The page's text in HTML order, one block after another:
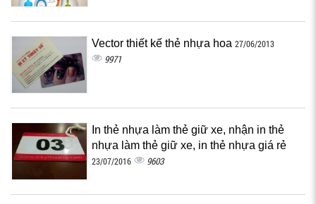
Vector thiết kế thẻ nhựa hoa 27/06/2013
9971
In thẻ nhựa làm thẻ giữ xe, nhận in thẻ
nhựa làm thẻ giữ xe, in thẻ nhựa giá rẻ
23/07/2016 9603